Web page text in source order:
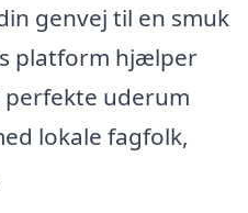
genvej til en smuk
platform hjælper
perfekte uderum
lokale fagfolk,